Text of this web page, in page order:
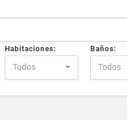
Habitaciones:
Todos
Baños:
Todos